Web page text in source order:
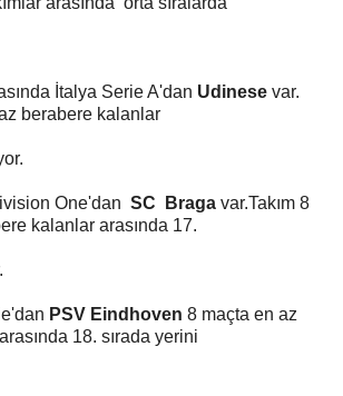
İtalya Serie A'dan Udinese var.
berabere kalanlar
One'dan SC Braga var.Takım 8
kalanlar arasında 17.
PSV Eindhoven 8 maçta en az
18. sırada yerini